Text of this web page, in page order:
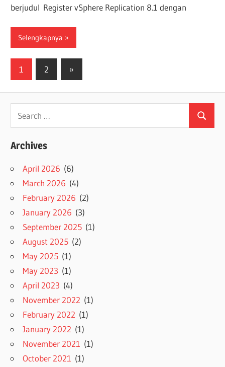
berjudul Register vSphere Replication 8.1 dengan
Selengkapnya
Posts
1 2
Next
Posts
»
Search
for:
Search
Archives
April 2026 (6)
March 2026 (4)
February 2026 (2)
January 2026 (3)
September 2025 (1)
August 2025 (2)
May 2025 (1)
May 2023 (1)
April 2023 (4)
November 2022 (1)
February 2022 (1)
January 2022 (1)
November 2021 (1)
October 2021 (1)